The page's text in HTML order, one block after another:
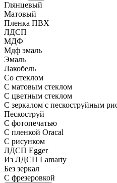
Глянцевый
Матовый
Пленка ПВХ
ЛДСП
МДФ
Мдф эмаль
Эмаль
Лакобель
Со стеклом
С матовым стеклом
С цветным стеклом
С зеркалом с пескоструйным
Пескоструй
С фотопечатью
С пленкой Oracal
С рисунком
ЛДСП Egger
Из ЛДСП Lamarty
Без зеркал
С фрезеровкой